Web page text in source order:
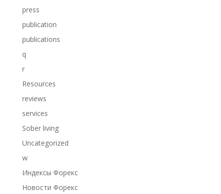
press
publication
publications
q
r
Resources
reviews
services
Sober living
Uncategorized
w
Индексы Форекс
Новости Форекс